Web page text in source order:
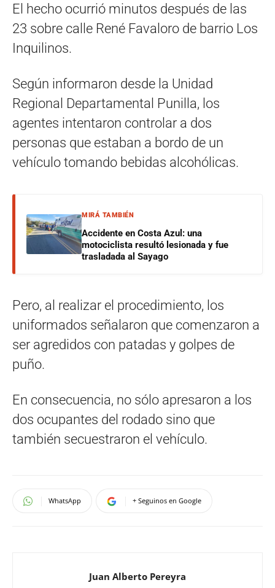
El hecho ocurrió minutos después de las
23 sobre calle René Favaloro de barrio Los
Inquilinos.
Según informaron desde la Unidad
Regional Departamental Punilla, los
agentes intentaron controlar a dos
personas que estaban a bordo de un
vehículo tomando bebidas alcohólicas.
MIRÁ TAMBIÉN
Accidente en Costa Azul: una
motociclista resultó lesionada y fue
trasladada al Sayago
Pero, al realizar el procedimiento, los
uniformados señalaron que comenzaron a
ser agredidos con patadas y golpes de
puño.
En consecuencia, no sólo apresaron a los
dos ocupantes del rodado sino que
también secuestraron el vehículo.
WhatsApp + Seguinos en Google
Juan Alberto Pereyra